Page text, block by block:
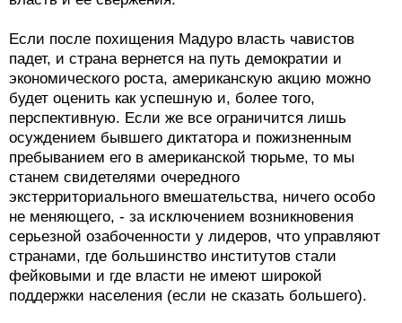
Если после похищения Мадуро власть чавистов
падет, и страна вернется на путь демократии и
экономического роста, американскую акцию можно
будет оценить как успешную и, более того,
перспективную. Если же все ограничится лишь
осуждением бывшего диктатора и пожизненным
пребыванием его в американской тюрьме, то мы
станем свидетелями очередного
экстерриториального вмешательства, ничего особо
не меняющего, - за исключением возникновения
серьезной озабоченности у лидеров, что управляют
странами, где большинство институтов стали
фейковыми и где власти не имеют широкой
поддержки населения (если не сказать большего).